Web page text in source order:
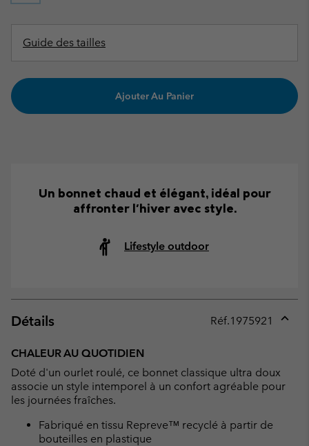
Guide des tailles
Ajouter Au Panier
Un bonnet chaud et élégant, idéal pour
affronter l'hiver avec style.
Lifestyle outdoor
Détails Réf.1975921
CHALEUR AU QUOTIDIEN
Doté d'un ourlet roulé, ce bonnet classique ultra doux
associe un style intemporel à un confort agréable pour
les journées fraîches.
Fabriqué en tissu Repreve™ recyclé à partir de
bouteilles en plastique